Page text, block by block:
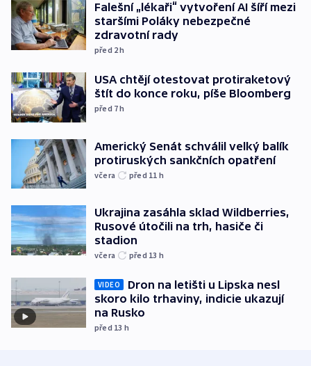
Falešní „lékaři“ vytvoření AI šíří mezi
staršími Poláky nebezpečné
zdravotní rady
před 2h
USA chtějí otestovat protiraketový
štít do konce roku, píše Bloomberg
před 7h
Americký Senát schválil velký balík
protiruských sankčních opatření
včera před 11 h
Ukrajina zasáhla sklad Wildberries,
Rusové útočili na trh, hasiče či
stadion
včera před 13 h
VIDEO
Dron na letišti u Lipska nesl
skoro kilo trhaviny, indicie ukazují
na Rusko
před 13 h